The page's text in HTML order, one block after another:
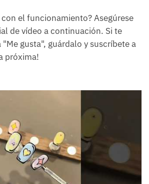
el funcionamiento? Asegúrese
de vídeo a continuación. Si te
gusta", guárdalo y suscríbete a
próxima!